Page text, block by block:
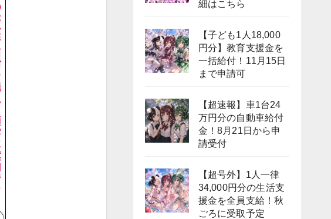
細はこちら
【子ども1人18,000
円分】教育支援金を
一括給付！11月15日
まで申請可
【超速報】車1台24
万円分の自動車給付
金！8月21日から申
請受付
【超号外】1人一律
34,000円分の生活支
援金を全員支給！秋
ごろに受取予定